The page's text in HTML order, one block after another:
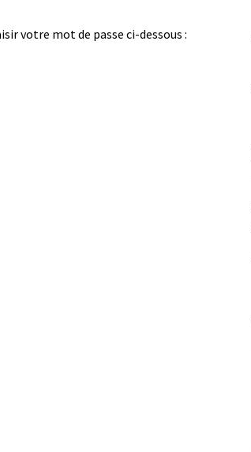
votre mot de passe ci-dessous :